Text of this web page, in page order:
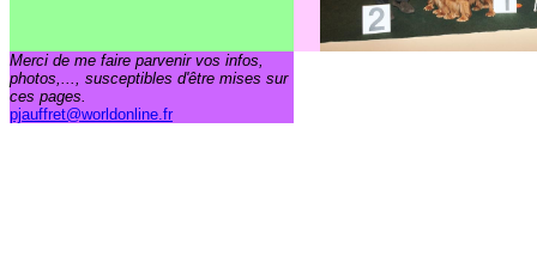
Merci de me faire parvenir vos infos,
photos,..., susceptibles d'être mises sur
ces pages.
pjauffret@worldonline.fr